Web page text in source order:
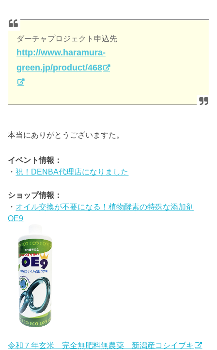
ダーチャプロジェクト申込先
http://www.haramura-
green.jp/product/468
本当にありがとうございますた。
イベント情報：
・祝！DENBA代理店になりました
ショップ情報：
・ オイル交換が不要になる！植物酵素の特殊な添加剤
OE9
令和７年玄米 完全無肥料無農薬 新潟産コシイブキ